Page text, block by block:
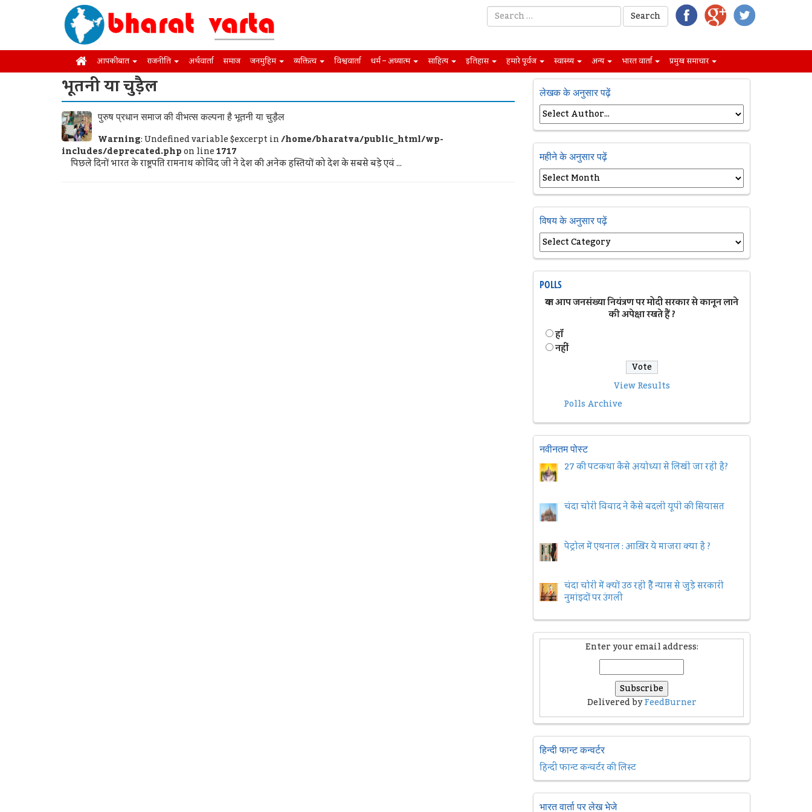
आपकी बात राजनीति अर्थवार्ता समाज जनमुहिम व्यक्तित्व विश्ववार्ता धर्म – अध्यात्म साहित्य इतिहास हमारे पूर्वज स्वास्थ्य अन्य भारत वार्ता प्रमुख समाचार
भूतनी या चुड़ैल
पुरुष प्रधान समाज की वीभत्स कल्पना है भूतनी या चुड़ैल
Warning: Undefined variable $excerpt in/home/bharatva/public_html/wp-
includes/deprecated.phpon line1717
पिछले दिनों भारत के राष्ट्रपति रामनाथ कोविंद जी ने देश की अनेक हस्तियों को देश के सबसे बड़े एवं ...
लेखक के अनुसार पढ़ें
महीने के अनुसार पढ़ें
विषय के अनुसार पढ़ें
POLLS
क्या आप जनसंख्या नियंत्रण पर मोदी सरकार से कानून लाने
की अपेक्षा रखते हैं ?
हॉं
नहीं
View Results
Polls Archive
नवीनतम पोस्ट
27 की पटकथा कैसे अयोध्या से लिखी जा रही है?
चंदा चोरी विवाद ने कैसे बदली यूपी की सियासत
पेट्रोल में एथनाल : आख़िर ये माजरा क्या है ?
चंदा चोरी में क्यों उठ रही हैैं न्यास से जुड़े सरकारी
नुमांइदों पर उंगली
Enter your email address:
Delivered byFeedBurner
हिन्दी फान्ट कन्वर्टर
हिन्दी फान्ट कन्वर्टर की लिस्ट
भारत वार्ता पर लेख भेजे